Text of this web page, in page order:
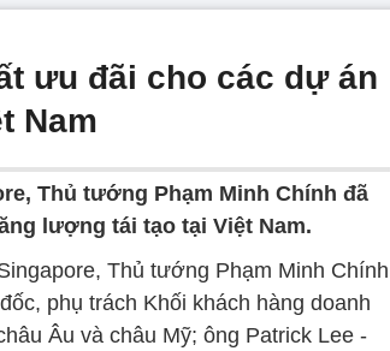
ưu đãi cho các dự án
Nam
Thủ tướng Phạm Minh Chính đã
lượng tái tạo tại Việt Nam.
Thủ tướng Phạm Minh Chính
phụ trách Khối khách hàng doanh
Âu và châu Mỹ; ông Patrick Lee -